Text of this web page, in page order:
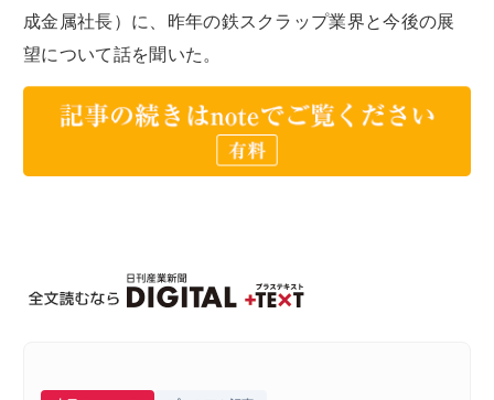
成金属社長）に、昨年の鉄スクラップ業界と今後の展
望について話を聞いた。